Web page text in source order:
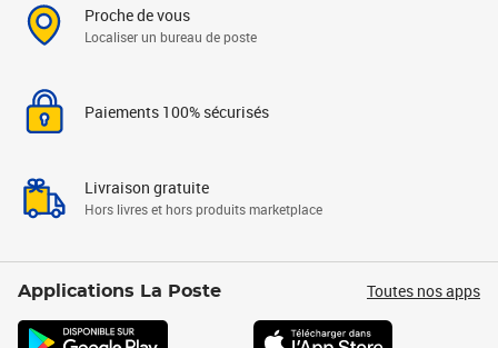
Proche de vous
Localiser un bureau de poste
Paiements 100% sécurisés
Livraison gratuite
Hors livres et hors produits marketplace
Applications La Poste Toutes nos apps